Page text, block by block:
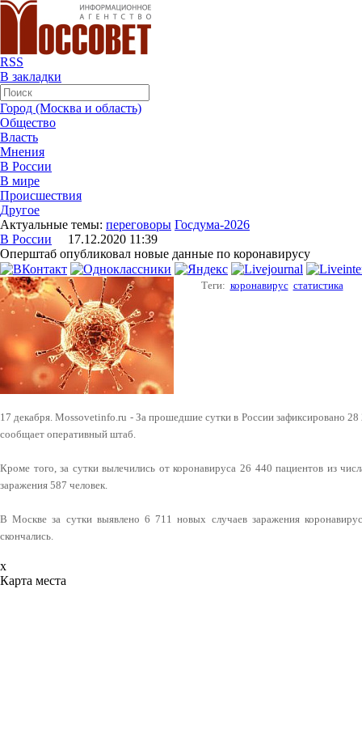
RSS
В закладки
Город (Москва и область)
Общество
Власть
Мнения
В России
В мире
Происшествия
Другое
Актуальные темы: переговоры Госдума-2026
В России 17.12.2020 11:39
Оперштаб опубликовал новые данные по коронавирусу
Теги: коронавирус статистика
17 декабря. Mossovetinfo.ru - За прошедшие сутки в России зафиксировано
сообщает оперативный штаб.
Кроме того, за сутки вылечились от коронавируса 26 440 пациентов из
заражения 587 человек.
В Москве за сутки выявлено 6 711 новых случаев заражения
скончались.
x
Карта места